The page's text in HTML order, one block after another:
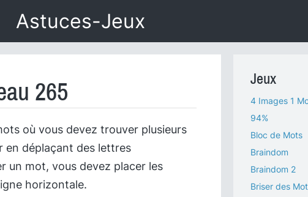
Astuces-Jeux
265
où vous devez trouver plusieurs
en déplaçant des lettres
un mot, vous devez placer les
horizontale.
Jeux
4 Images 1
94%
Bloc de Mots
Braindom
Braindom 2
Briser des